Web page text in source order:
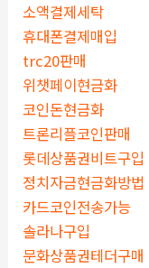
소액결제세탁
휴대폰결제매입
trc20판매
위챗페이현금화
코인돈현금화
트론리플코인판매
롯데상품권비트구입
정치자금현금화방법
카드코인전송가능
솔라나구입
문화상품권테더구매